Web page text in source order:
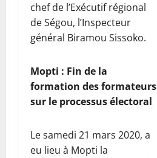
chef de l’Exécutif régional
de Ségou, l’Inspecteur
général Biramou Sissoko.
Mopti : Fin de la
formation des formateurs
sur le processus électoral
Le samedi 21 mars 2020, a
eu lieu à Mopti la